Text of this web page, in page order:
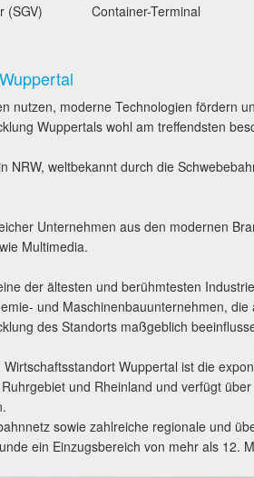
(SGV)
Container-Terminal
nutzen, moderne Technologien fördern
Wuppertals wohl am treffendsten
NRW, weltbekannt durch die
Unternehmen aus den modernen
Multimedia.
der ältesten und berühmtesten
und Maschinenbauunternehmen,
des Standorts maßgeblich
Wuppertal ist die
und Rheinland und verfügt
sowie zahlreiche regionale und
ein Einzugsbereich von mehr als 12.